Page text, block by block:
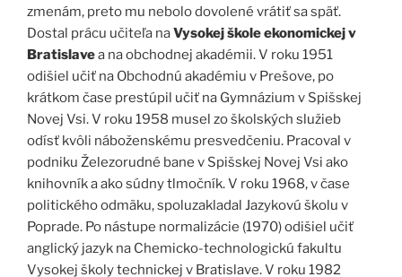
zmenám, preto mu nebolo dovolené vrátiť sa späť.
Dostal prácu učiteľa naVysokej škole ekonomickej v
Bratislavea na obchodnej akadémii. V roku 1951
odišiel učiť na Obchodnú akadémiu v Prešove, po
krátkom čase prestúpil učiť na Gymnázium v Spišskej
Novej Vsi. V roku 1958 musel zo školských služieb
odísť kvôli náboženskému presvedčeniu. Pracoval v
podniku Železorudné bane v Spišskej Novej Vsi ako
knihovník a ako súdny tlmočník. V roku 1968, v čase
politického odmäku, spoluzakladal Jazykovú školu v
Poprade. Po nástupe normalizácie (1970) odišiel učiť
anglický jazyk na Chemicko-technologickú fakultu
Vysokej školy technickej v Bratislave. V roku 1982